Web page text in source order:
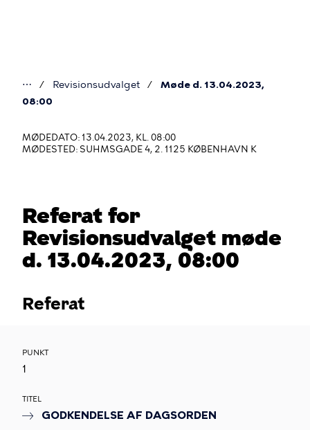
Du
her
⋯ Revisionsudvalget
Møde d. 13.04.2023,
08:00
MØDEDATO: 13.04.2023, KL. 08:00
MØDESTED: SUHMSGADE 4, 2. 1125 KØBENHAVN K
Referat for
Revisionsudvalget møde
d. 13.04.2023, 08:00
Referat
PUNKT
1
TITEL
GODKENDELSE AF DAGSORDEN